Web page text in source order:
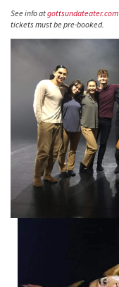
See info atgottsundateater.com
tickets must be pre-booked.